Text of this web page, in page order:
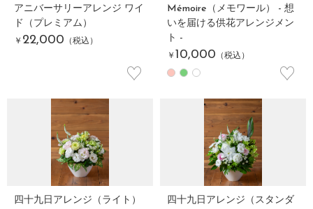
アニバーサリーアレンジ ワイ
ド（プレミアム）
￥ 22,000 （税込）
♡
Mémoire（メモワール） - 想
いを届ける供花アレンジメン
ト -
￥ 10,000 （税込）
♡
四十九日アレンジ（ライト）
四十九日アレンジ（スタンダ